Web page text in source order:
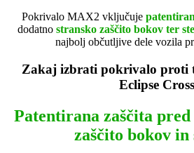
Pokrivalo MAX2 vključuje patentir
dodatno stransko zaščito bokov ter
najbolj občutljive dele vozila
Zakaj izbrati pokrivalo proti
Eclipse Cross
Patentirana zaščita pred
zaščito bokov in